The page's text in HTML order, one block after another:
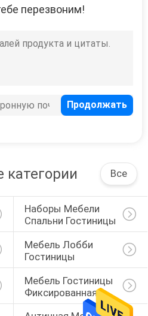
перезвоним!
категории Все
Наборы Мебели
Спальни Гостиницы
Мебель Лобби
Гостиницы
Мебель Гостиницы
Фиксированная